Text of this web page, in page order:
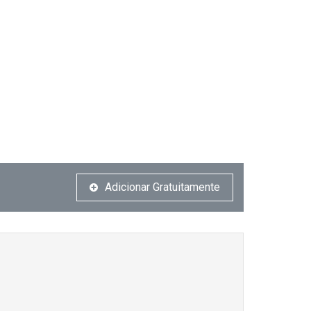
Adicionar Gratuitamente